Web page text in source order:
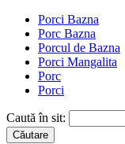
Porci Bazna
Porc Bazna
Porcul de Bazna
Porci Mangalita
Porc
Porci
Caută în sit: